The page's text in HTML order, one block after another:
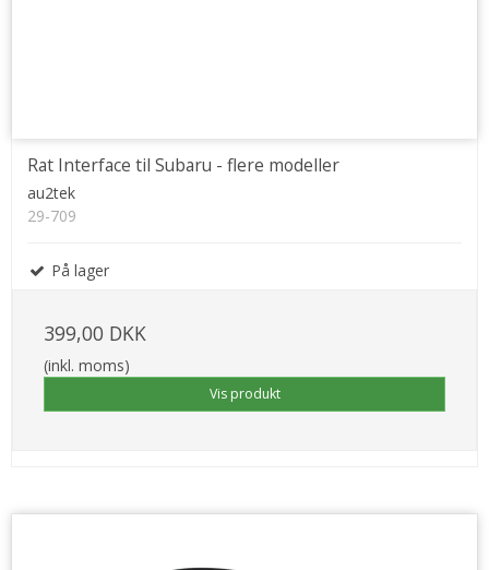
Rat Interface til Subaru - flere modeller
au2tek
29-709
På lager
399,00 DKK
(inkl. moms)
Vis produkt